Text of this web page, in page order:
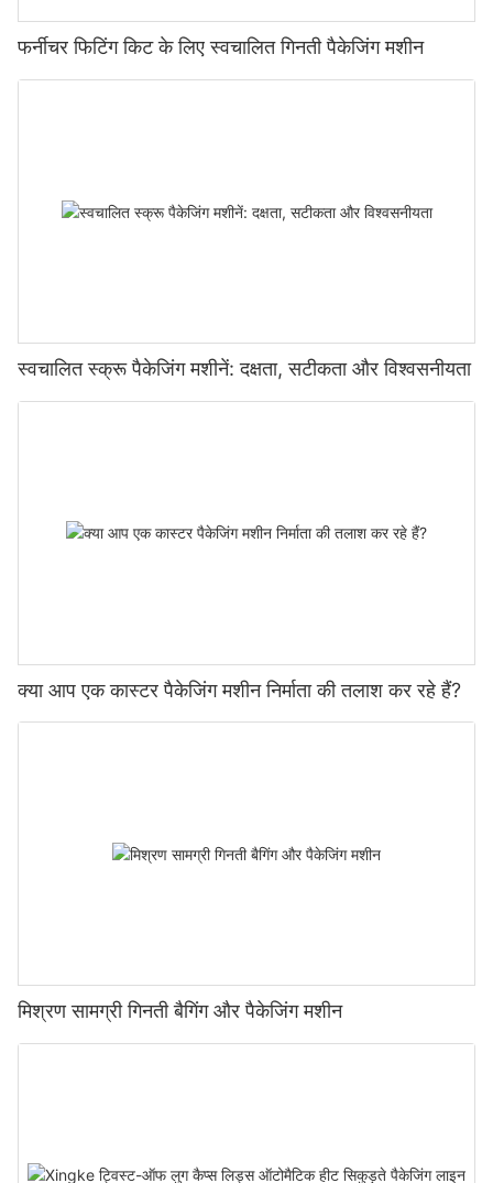
फर्नीचर फिटिंग किट के लिए स्वचालित गिनती पैकेजिंग मशीन
स्वचालित स्क्रू पैकेजिंग मशीनें: दक्षता, सटीकता और विश्वसनीयता
क्या आप एक कास्टर पैकेजिंग मशीन निर्माता की तलाश कर रहे हैं?
मिश्रण सामग्री गिनती बैगिंग और पैकेजिंग मशीन